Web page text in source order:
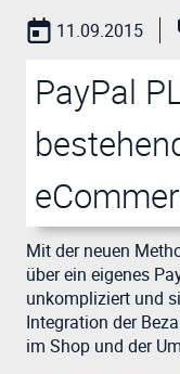
11.09.2015
PayPal
Mit der neuen
über ein eigenes
unkompliziert und
Integration der
im Shop und der